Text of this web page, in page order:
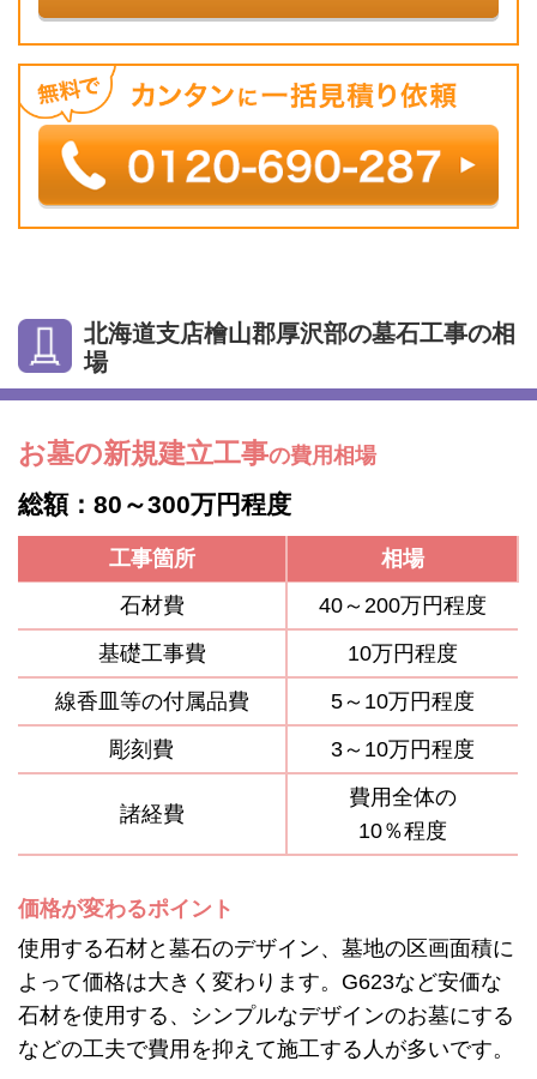
北海道支店檜山郡厚沢部の墓石工事の相
場
お墓の新規建立工事の費用相場
総額：80～300万円程度
工事箇所
相場
石材費
40～200万円程度
基礎工事費
10万円程度
線香皿等の付属品費
5～10万円程度
彫刻費
3～10万円程度
諸経費
費用全体の
10％程度
価格が変わるポイント
使用する石材と墓石のデザイン、墓地の区画面積に
よって価格は大きく変わります。G623など安価な
石材を使用する、シンプルなデザインのお墓にする
などの工夫で費用を抑えて施工する人が多いです。